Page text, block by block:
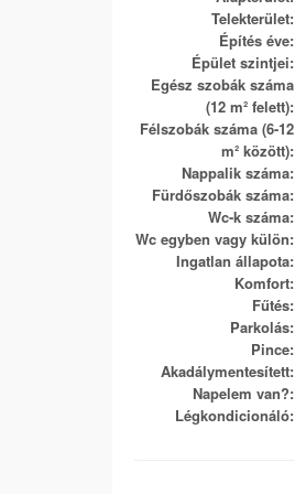
Telekterület:
Építés éve:
Épület szintjei:
Egész szobák száma
(12 m² felett):
Félszobák száma (6-12
m² között):
Nappalik száma:
Fürdőszobák száma:
Wc-k száma:
Wc egyben vagy külön:
Ingatlan állapota:
Komfort:
Fűtés:
Parkolás:
Pince:
Akadálymentesített:
Napelem van?:
Légkondicionáló: